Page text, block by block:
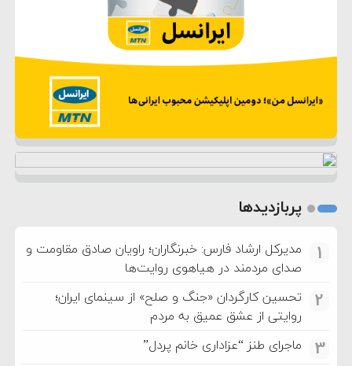
پربازدیدها
1
مدیرکل ارشاد فارس: خبرنگاران؛ راویان صادق مقاومت و
صدای مردمند در هیاهوی روایت‌ها
2
تحسین کارگردان «جنگ و صلح» از سینمای ایران؛
روایتی از عشق عمیق به مردم
3 ماجرای طنز “عزاداری خانم پردل”